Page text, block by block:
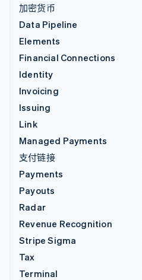
加密货币
Data Pipeline
Elements
Financial Connections
Identity
Invoicing
Issuing
Link
Managed Payments
支付链接
Payments
Payouts
Radar
Revenue Recognition
Stripe Sigma
Tax
Terminal